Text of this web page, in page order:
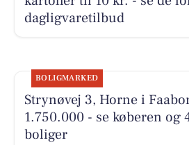
dagligvaretilbud
BOLIGMARKED
Strynøvej 3, Horne i
1.750.000 - se køberen og
boliger